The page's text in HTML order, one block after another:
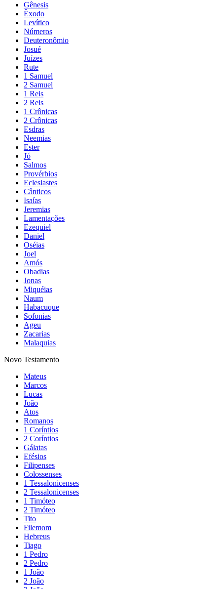
Gênesis
Êxodo
Levítico
Números
Deuteronômio
Josué
Juízes
Rute
1 Samuel
2 Samuel
1 Reis
2 Reis
1 Crônicas
2 Crônicas
Esdras
Neemias
Ester
Jó
Salmos
Provérbios
Eclesiastes
Cânticos
Isaías
Jeremias
Lamentações
Ezequiel
Daniel
Oséias
Joel
Amós
Obadias
Jonas
Miquéias
Naum
Habacuque
Sofonias
Ageu
Zacarias
Malaquias
Novo Testamento
Mateus
Marcos
Lucas
João
Atos
Romanos
1 Coríntios
2 Coríntios
Gálatas
Efésios
Filipenses
Colossenses
1 Tessalonicenses
2 Tessalonicenses
1 Timóteo
2 Timóteo
Tito
Filemom
Hebreus
Tiago
1 Pedro
2 Pedro
1 João
2 João